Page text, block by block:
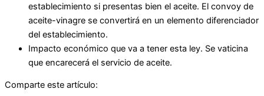
establecimiento si presentas bien el aceite. El convoy de
aceite-vinagre se convertirá en un elemento diferenciador
del establecimiento.
Impacto económico que va a tener esta ley. Se vaticina
que encarecerá el servicio de aceite.
Comparte este artículo: